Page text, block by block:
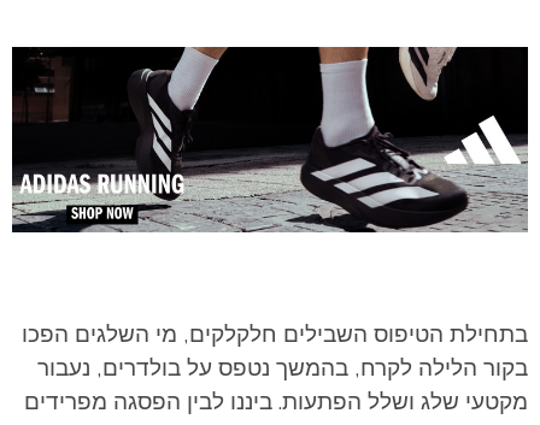
בתחילת הטיפוס השבילים חלקלקים, מי השלגים הפכו
בקור הלילה לקרח, בהמשך נטפס על בולדרים, נעבור
מקטעי שלג ושלל הפתעות. ביננו לבין הפסגה מפרידים